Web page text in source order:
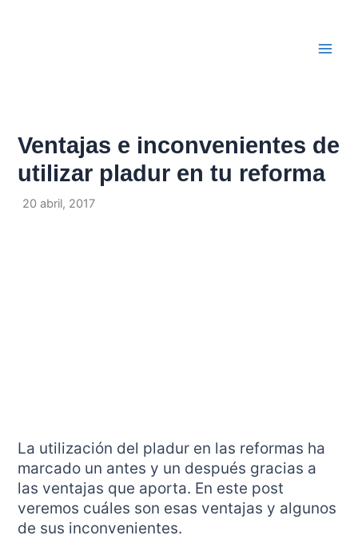
Ventajas e inconvenientes de
utilizar pladur en tu reforma
20 abril, 2017
La utilización del pladur en las reformas ha
marcado un antes y un después gracias a
las ventajas que aporta. En este post
veremos cuáles son esas ventajas y algunos
de sus inconvenientes.